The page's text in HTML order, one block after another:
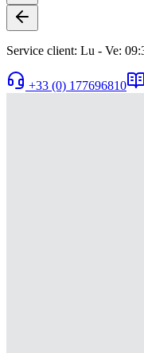
Service client: Lu - Ve:
+33 (0) 177696810